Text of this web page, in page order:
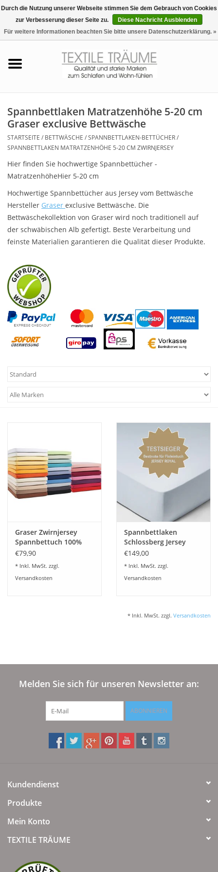
0 Artikel - €0,00
Tag & Nachtwäsche
Haus-Bademäntel
Plaids, Decken, Kissen
Mode & Accessoires
Edles aus Cashmere
Tisch & Küche
Kinder
Geschenkideen und
Info-Service
Geprüfter Webshop
Vertrag widerrufen
Tel.0049(0)7322-919376
Spannbettlaken Matratzenhöhe 5-20 cm
Graser exclusive Bettwäsche
STARTSEITE / BETTWÄSCHE /SPANNBETTLAKEN-BETTÜCHER/
SPANNBETTLAKEN MATRATZENHÖHE 5-20 CM ZWIRNJERSEY
Hier finden Sie hochwertige Spannbettücher -
MatratzenhöheHier 5-20 cm
Hochwertige Spannbettücher aus Jersey vom Bettwäsche
Hersteller Graser exclusive Bettwäsche. Die
Bettwäschekollektion von Graser wird noch traditionell auf
der schwäbischen Alb gefertigt. Beste Verarbeitung und
feinste Materialien garantieren die Qualität dieser Produkte.
Graser Zwirnjersey
Spannbettuch 100%
Baumwolle-50 Farben
€79,90
* Inkl. MwSt. zzgl.
Versandkosten
Spannbettlaken
Schlossberg Jersey
Royal fix-schweizer
€149,00
* Inkl. MwSt. zzgl.
Versandkosten
* Inkl. MwSt. zzgl. Versandkosten
Melden Sie sich für unseren Newsletter an:
ABONNIEREN
Kundendienst
Produkte
Mein Konto
TEXTILE TRÄUME
Durch die Nutzung unserer Webseite stimmen Sie dem Gebrauch von Cookies
zur Verbesserung dieser Seite zu.
Diese Nachricht Ausblenden
Für weitere Informationen beachten Sie bitte unsere Datenschutzerklärung. »